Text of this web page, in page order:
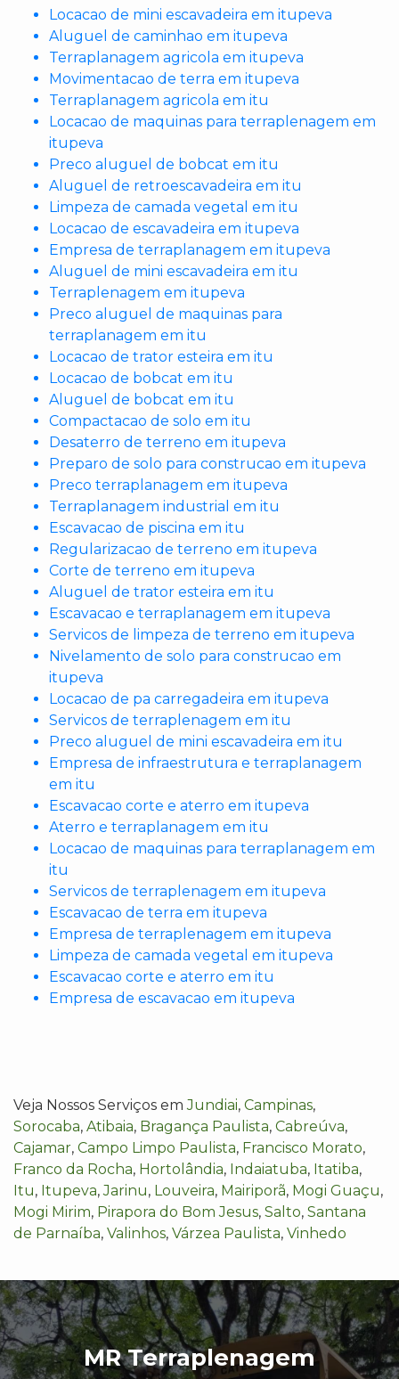
Locacao de mini escavadeira em itupeva
Aluguel de caminhao em itupeva
Terraplanagem agricola em itupeva
Movimentacao de terra em itupeva
Terraplanagem agricola em itu
Locacao de maquinas para terraplenagem em
itupeva
Preco aluguel de bobcat em itu
Aluguel de retroescavadeira em itu
Limpeza de camada vegetal em itu
Locacao de escavadeira em itupeva
Empresa de terraplanagem em itupeva
Aluguel de mini escavadeira em itu
Terraplenagem em itupeva
Preco aluguel de maquinas para
terraplanagem em itu
Locacao de trator esteira em itu
Locacao de bobcat em itu
Aluguel de bobcat em itu
Compactacao de solo em itu
Desaterro de terreno em itupeva
Preparo de solo para construcao em itupeva
Preco terraplanagem em itupeva
Terraplanagem industrial em itu
Escavacao de piscina em itu
Regularizacao de terreno em itupeva
Corte de terreno em itupeva
Aluguel de trator esteira em itu
Escavacao e terraplanagem em itupeva
Servicos de limpeza de terreno em itupeva
Nivelamento de solo para construcao em
itupeva
Locacao de pa carregadeira em itupeva
Servicos de terraplenagem em itu
Preco aluguel de mini escavadeira em itu
Empresa de infraestrutura e terraplanagem
em itu
Escavacao corte e aterro em itupeva
Aterro e terraplanagem em itu
Locacao de maquinas para terraplanagem em
itu
Servicos de terraplenagem em itupeva
Escavacao de terra em itupeva
Empresa de terraplenagem em itupeva
Limpeza de camada vegetal em itupeva
Escavacao corte e aterro em itu
Empresa de escavacao em itupeva
Veja Nossos Serviços emJundiai, Campinas,
Sorocaba, Atibaia, Bragança Paulista, Cabreúva,
Cajamar, Campo Limpo Paulista, Francisco Morato,
Franco da Rocha, Hortolândia, Indaiatuba, Itatiba,
Itu, Itupeva,Jarinu, Louveira, Mairiporã, Mogi Guaçu,
Mogi Mirim, Pirapora do Bom Jesus, Salto, Santana
de Parnaíba, Valinhos, Várzea Paulista, Vinhedo
MR Terraplenagem